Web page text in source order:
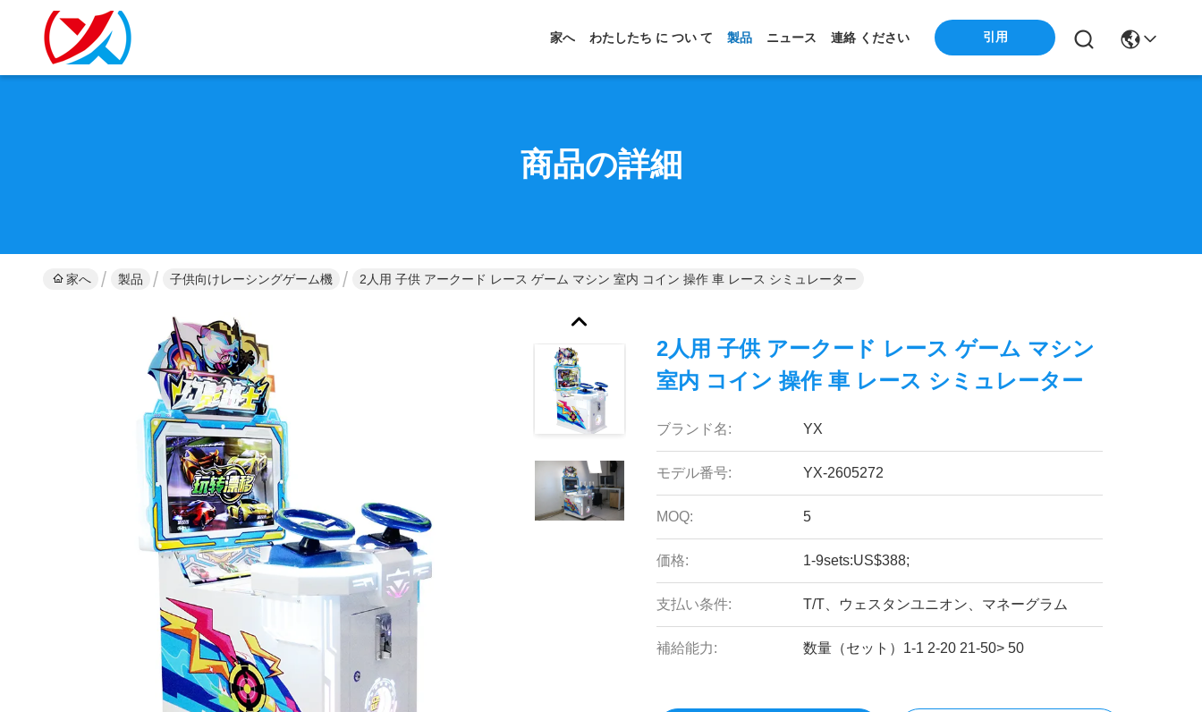
家へ わたしたち に つい て 製品 ニュース 連絡 ください 引用
商品の詳細
家へ 製品 子供向けレーシングゲーム機 2人用 子供 アークード レース ゲーム マシン 室内 コイン 操作 車 レース シミュレーター
2人用 子供 アークード レース ゲーム マシン
室内 コイン 操作 車 レース シミュレーター
ブランド名: YX
モデル番号: YX-2605272
MOQ: 5
価格: 1-9sets:US$388;
支払い条件: T/T、ウェスタンユニオン、マネーグラム
補給能力: 数量（セット）1-1 2-20 21-50> 50